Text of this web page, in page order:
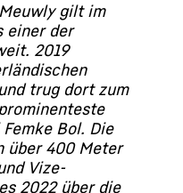
gilt im
einer der
2019
trug dort zum
Bol. Die
über 400 Meter
Vize-
2022 über die